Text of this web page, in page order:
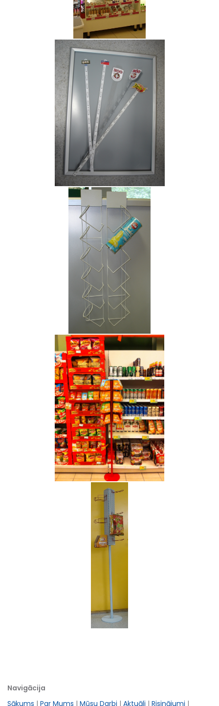
Navigācija
Sākums | Par Mums | Mūsu Darbi | Aktuāli | Risinājumi |